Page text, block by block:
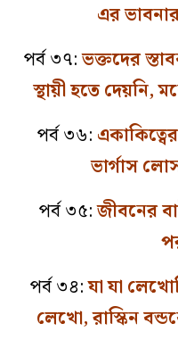
এর
পর্ব ৩৭:ভক্তদের
স্থায়ী হতে দেয়নি,
পর্ব ৩৬:
ভার্গাস
পর্ব ৩৫:জীবনের
পর্ব ৩৪:যা যা
লেখো, রাস্কিন